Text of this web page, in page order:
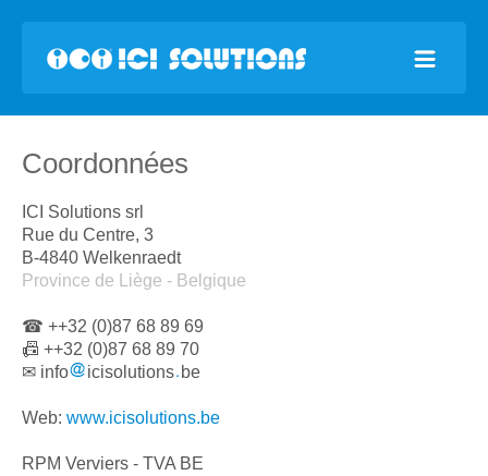
Coordonnées
ICI Solutions srl
Rue du Centre, 3
B-4840 Welkenraedt
Province de Liège - Belgique
☎ ++32 (0)87 68 89 69
📠 ++32 (0)87 68 89 70
✉ info
icisolutions be
Web: www.icisolutions.be
RPM Verviers - TVA BE